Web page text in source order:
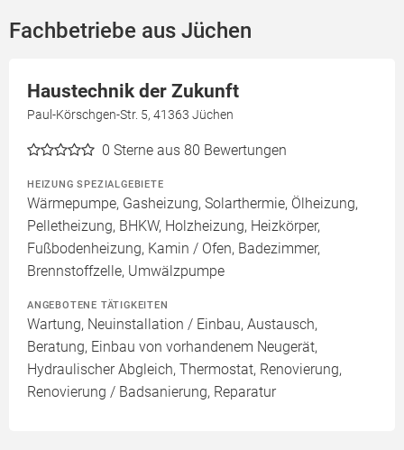
Fachbetriebe aus Jüchen
Haustechnik der Zukunft
Paul-Körschgen-Str. 5, 41363 Jüchen
0 Sterne aus 80 Bewertungen
HEIZUNG SPEZIALGEBIETE
Wärmepumpe, Gasheizung, Solarthermie, Ölheizung,
Pelletheizung, BHKW, Holzheizung, Heizkörper,
Fußbodenheizung, Kamin / Ofen, Badezimmer,
Brennstoffzelle, Umwälzpumpe
ANGEBOTENE TÄTIGKEITEN
Wartung, Neuinstallation / Einbau, Austausch,
Beratung, Einbau von vorhandenem Neugerät,
Hydraulischer Abgleich, Thermostat, Renovierung,
Renovierung / Badsanierung, Reparatur